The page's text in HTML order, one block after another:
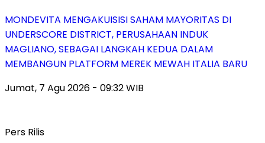
MONDEVITA MENGAKUISISI SAHAM MAYORITAS DI
UNDERSCORE DISTRICT, PERUSAHAAN INDUK
MAGLIANO, SEBAGAI LANGKAH KEDUA DALAM
MEMBANGUN PLATFORM MEREK MEWAH ITALIA BARU
Jumat, 7 Agu 2026 - 09:32 WIB
Pers Rilis